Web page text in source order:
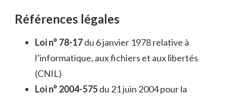
Références légales
Loi n° 78-17du 6 janvier 1978 relative à
l’informatique, aux fichiers et aux libertés
(CNIL)
Loi n° 2004-575du 21 juin 2004 pour la